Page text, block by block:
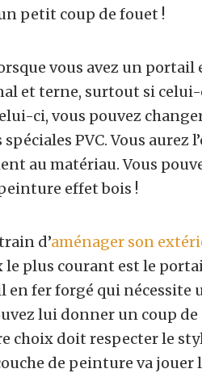
petit coup de fouet !
vous avez un portail
et terne, surtout si celui-
ci, vous pouvez
PVC. Vous aurez
au matériau. Vous
effet bois !
d’aménager son
plus courant est le
en fer forgé qui nécessite
lui donner un coup
choix doit respecter le
de peinture va